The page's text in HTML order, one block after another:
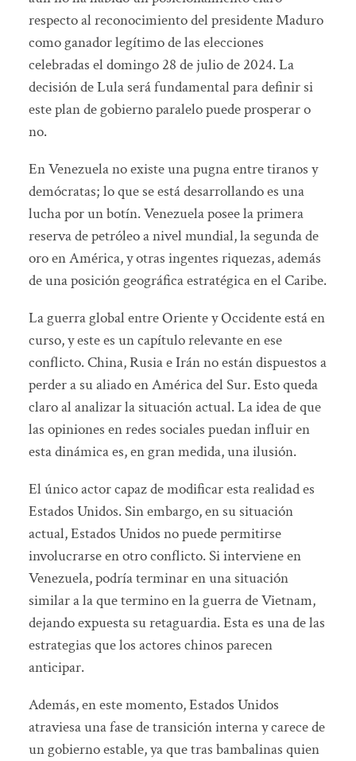
respecto al reconocimiento del presidente Maduro
como ganador legítimo de las elecciones
celebradas el domingo 28 de julio de 2024. La
decisión de Lula será fundamental para definir si
este plan de gobierno paralelo puede prosperar o
no.
En Venezuela no existe una pugna entre tiranos y
demócratas; lo que se está desarrollando es una
lucha por un botín. Venezuela posee la primera
reserva de petróleo a nivel mundial, la segunda de
oro en América, y otras ingentes riquezas, además
de una posición geográfica estratégica en el Caribe.
La guerra global entre Oriente y Occidente está en
curso, y este es un capítulo relevante en ese
conflicto. China, Rusia e Irán no están dispuestos a
perder a su aliado en América del Sur. Esto queda
claro al analizar la situación actual. La idea de que
las opiniones en redes sociales puedan influir en
esta dinámica es, en gran medida, una ilusión.
El único actor capaz de modificar esta realidad es
Estados Unidos. Sin embargo, en su situación
actual, Estados Unidos no puede permitirse
involucrarse en otro conflicto. Si interviene en
Venezuela, podría terminar en una situación
similar a la que termino en la guerra de Vietnam,
dejando expuesta su retaguardia. Esta es una de las
estrategias que los actores chinos parecen
anticipar.
Además, en este momento, Estados Unidos
atraviesa una fase de transición interna y carece de
un gobierno estable, ya que tras bambalinas quien